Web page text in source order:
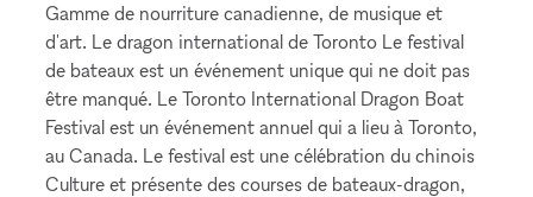
Gamme de nourriture canadienne, de musique et
d'art. Le dragon international de Toronto Le festival
de bateaux est un événement unique qui ne doit pas
être manqué. Le Toronto International Dragon Boat
Festival est un événement annuel qui a lieu à Toronto,
au Canada. Le festival est une célébration du chinois
Culture et présente des courses de bateaux-dragon,